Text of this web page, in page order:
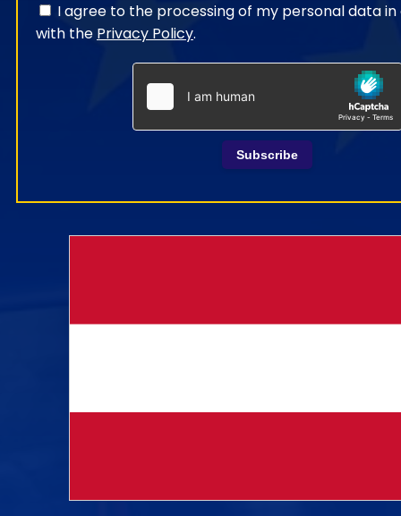
I agree to the processing of my personal data
with the Privacy Policy.
Subscribe